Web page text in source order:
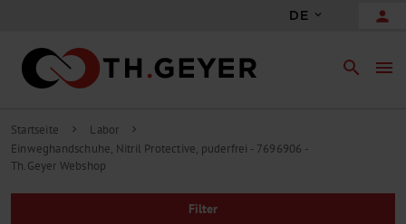
DE person
search menu
Startseite chevron_right Labor chevron_right
Einweghandschuhe, Nitril Protective, puderfrei - 7696906 -
Th.Geyer Webshop
Filter